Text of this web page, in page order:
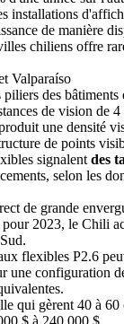
installations
de manière
chiliens offre
Valparaíso
des
de vision de 4
une densité
de points
signalent des
selon les
de grande
2023, le Chili
flexibles P2.6
une configuration
qui gèrent 40 à